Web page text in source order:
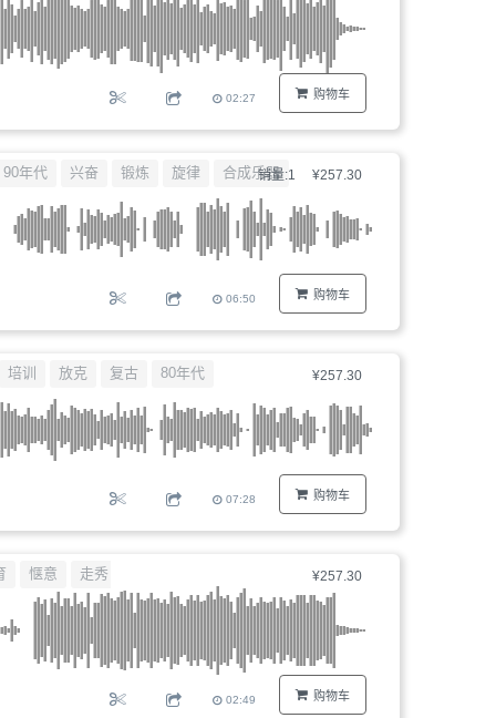
购物车
02:27
销量:1 ¥257.30
购物车
90年代 兴奋 锻炼 旋律 合成乐器
06:50
¥257.30
购物车
培训 放克 复古 80年代
07:28
¥257.30
购物车
惬意 走秀
02:49